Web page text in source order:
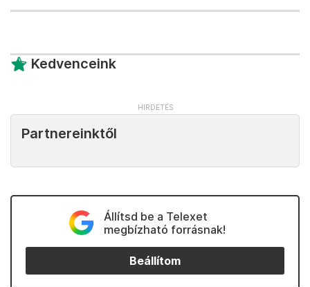
Kedvenceink
Partnereinktől
Állítsd be a Telexet
megbízható forrásnak!
Beállítom